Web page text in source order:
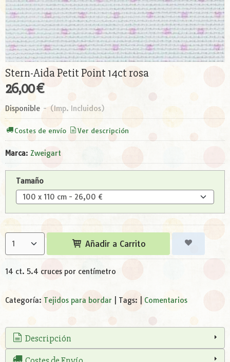
Stern-Aida Petit Point 14ct rosa
26,00 €
Disponible - (Imp. Incluidos)
Costes de envío Ver descripción
Marca: Zweigart
Tamaño
Añadir a Carrito
14 ct. 5.4 cruces por centímetro
Categoría: Tejidos para bordar Tags: Comentarios
Descripción